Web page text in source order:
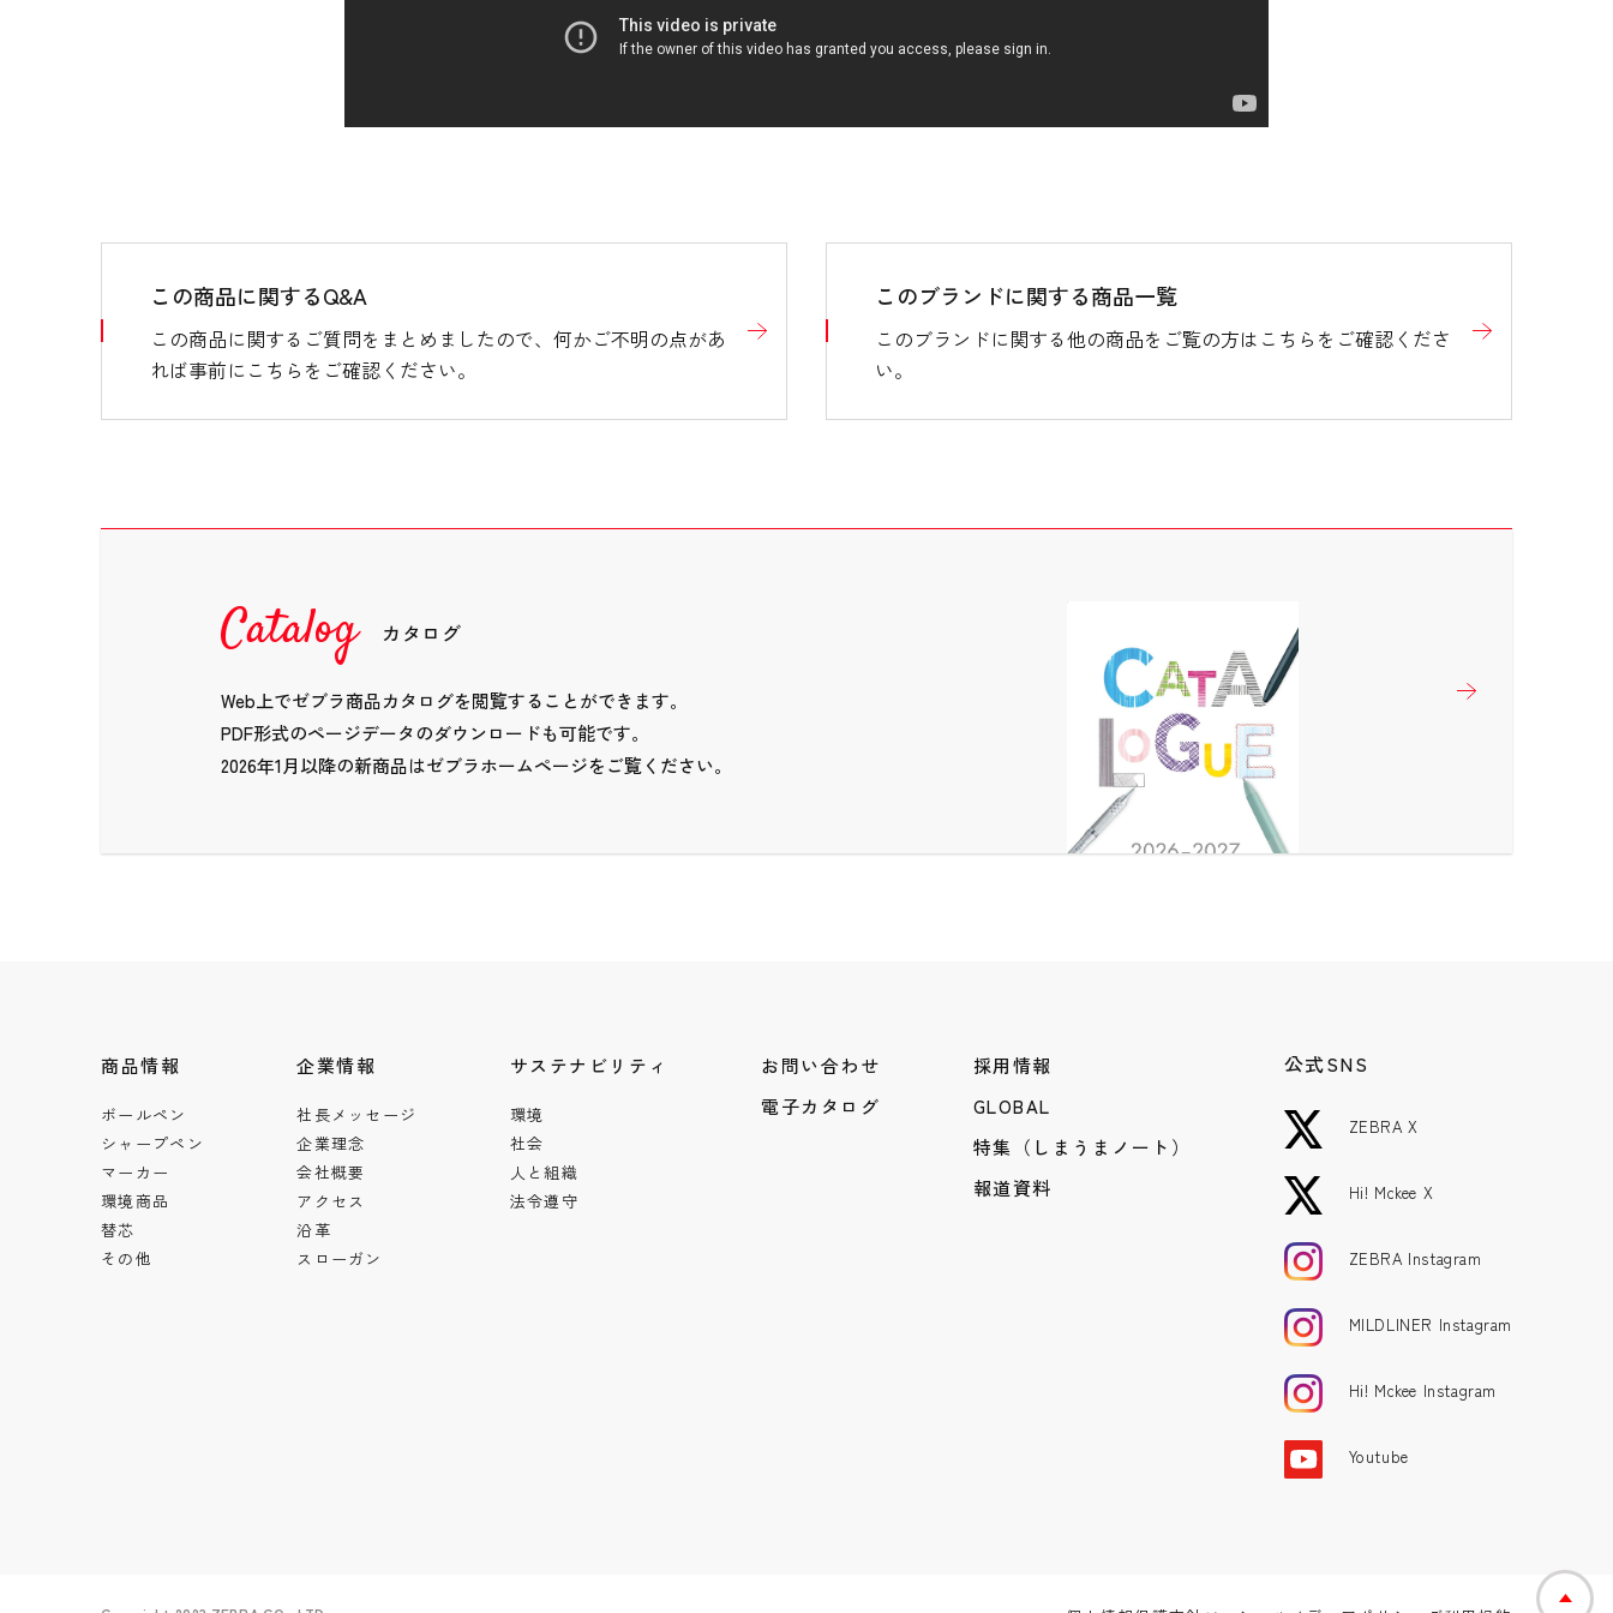
品番 JJ31-R
JANコード 230013
グリーン購入法 適合
JANコードは頭に4901681をつけて下さい。
替芯を買う
品番 JJB31-R
JANコード 625413
グリーン購入法 適合
JANコードは頭に4901681をつけて下さい。
替芯を買う
この商品に関するQ&A
この商品に関するご質問をまとめましたので、何かご不明の点があ
れば事前にこちらをご確認ください。
このブランドに関する商品一覧
このブランドに関する他の商品をご覧の方はこちらをご確認くださ
い。
Catalog カタログ
Web上でゼブラ商品カタログを閲覧することができます。
PDF形式のページデータのダウンロードも可能です。
2026年1月以降の新商品はゼブラホームページをご覧ください。
商品情報
ボールペン
シャープペン
マーカー
環境商品
替芯
その他
企業情報
社長メッセージ
企業理念
会社概要
アクセス
沿革
スローガン
サステナビリティ
環境
社会
人と組織
法令遵守
お問い合わせ
電子カタログ
採用情報
GLOBAL
特集（しまうまノート）
報道資料
公式SNS
ZEBRA X
Hi! Mckee X
ZEBRA Instagram
MILDLINER Instagram
Hi! Mckee Instagram
Youtube